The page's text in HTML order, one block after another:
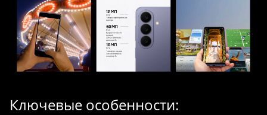
Ключевые особенности: